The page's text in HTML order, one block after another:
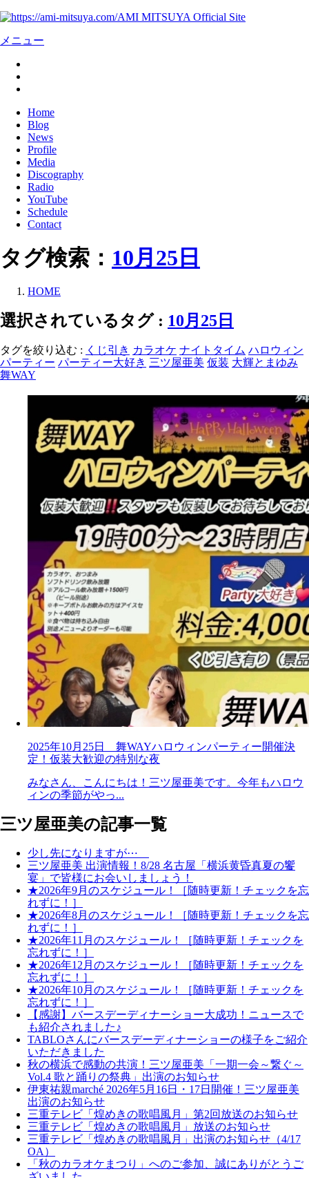
AMI MITSUYA Official Site
メニュー
Home
Blog
News
Profile
Media
Discography
Radio
YouTube
Schedule
Contact
タグ検索： 10月25日
HOME
選択されているタグ : 10月25日
タグを絞り込む : くじ引き カラオケ ナイトタイム ハロウィン
パーティー パーティー大好き 三ツ屋亜美 仮装 大輝とまゆみ
舞WAY
2025年10月25日 舞WAYハロウィンパーティー開催決
定！仮装大歓迎の特別な夜
みなさん、こんにちは！三ツ屋亜美です。今年もハロウ
ィンの季節がやっ...
三ツ屋亜美の記事一覧
少し先になりますが⋯
三ツ屋亜美 出演情報！8/28 名古屋「横浜黄昏真夏の饗
宴」で皆様にお会いしましょう！
★2026年9月のスケジュール！［随時更新！チェックを忘
れずに！］
★2026年8月のスケジュール！［随時更新！チェックを忘
れずに！］
★2026年11月のスケジュール！［随時更新！チェックを
忘れずに！］
★2026年12月のスケジュール！［随時更新！チェックを
忘れずに！］
★2026年10月のスケジュール！［随時更新！チェックを
忘れずに！］
【感謝】バースデーディナーショー大成功！ニュースで
も紹介されました♪
TABLOさんにバースデーディナーショーの様子をご紹介
いただきました
秋の横浜で感動の共演！三ツ屋亜美「一期一会～繋ぐ～
Vol.4 歌と踊りの祭典」出演のお知らせ
伊東祐親marché 2026年5月16日・17日開催！三ツ屋亜美
出演のお知らせ
三重テレビ「煌めきの歌唱風月」第2回放送のお知らせ
三重テレビ「煌めきの歌唱風月」放送のお知らせ
三重テレビ「煌めきの歌唱風月」出演のお知らせ（4/17
OA）
「秋のカラオケまつり」へのご参加、誠にありがとうご